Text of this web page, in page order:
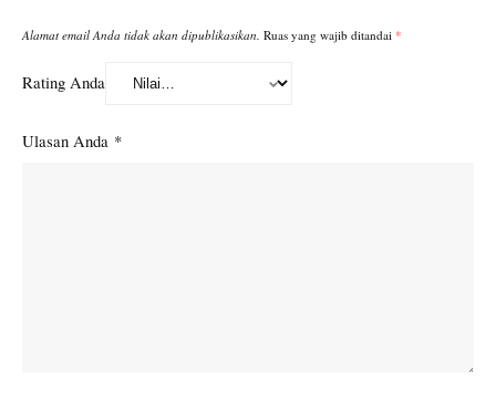
Alamat email Anda tidak akan dipublikasikan. Ruas yang wajib ditandai *
Rating Anda
Ulasan Anda *